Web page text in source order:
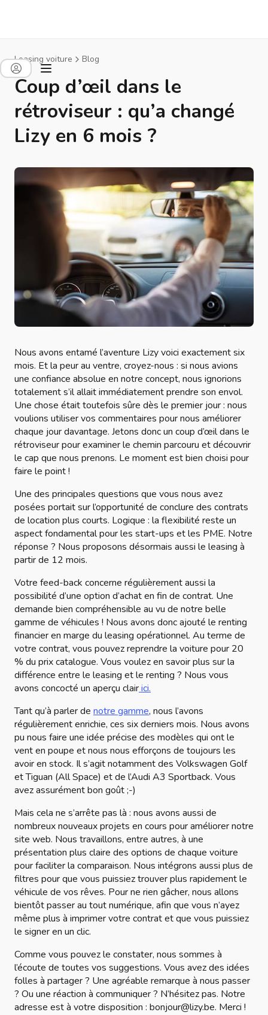
Leasing voiture Blog
Coup d’œil dans le
rétroviseur : qu’a changé
Lizy en 6 mois ?
Nous avons entamé l’aventure Lizy voici exactement six
mois. Et la peur au ventre, croyez-nous : si nous avions
une confiance absolue en notre concept, nous ignorions
totalement s’il allait immédiatement prendre son envol.
Une chose était toutefois sûre dès le premier jour : nous
voulions utiliser vos commentaires pour nous améliorer
chaque jour davantage. Jetons donc un coup d’œil dans le
rétroviseur pour examiner le chemin parcouru et découvrir
le cap que nous prenons. Le moment est bien choisi pour
faire le point !
Une des principales questions que vous nous avez
posées portait sur l’opportunité de conclure des contrats
de location plus courts. Logique : la flexibilité reste un
aspect fondamental pour les start-ups et les PME. Notre
réponse ? Nous proposons désormais aussi le leasing à
partir de 12 mois.
Votre feed-back concerne régulièrement aussi la
possibilité d’une option d’achat en fin de contrat. Une
demande bien compréhensible au vu de notre belle
gamme de véhicules ! Nous avons donc ajouté le renting
financier en marge du leasing opérationnel. Au terme de
votre contrat, vous pouvez reprendre la voiture pour 20
% du prix catalogue. Vous voulez en savoir plus sur la
différence entre le leasing et le renting ? Nous vous
avons concocté un aperçu clairici.
Tant qu’à parler de notre gamme, nous l’avons
régulièrement enrichie, ces six derniers mois. Nous avons
pu nous faire une idée précise des modèles qui ont le
vent en poupe et nous nous efforçons de toujours les
avoir en stock. Il s’agit notamment des Volkswagen Golf
et Tiguan (All Space) et de l’Audi A3 Sportback. Vous
avez assurément bon goût ;-)
Mais cela ne s’arrête pas là : nous avons aussi de
nombreux nouveaux projets en cours pour améliorer notre
site web. Nous travaillons, entre autres, à une
présentation plus claire des options de chaque voiture
pour faciliter la comparaison. Nous intégrons aussi plus de
filtres pour que vous puissiez trouver plus rapidement le
véhicule de vos rêves. Pour ne rien gâcher, nous allons
bientôt passer au tout numérique, afin que vous n’ayez
même plus à imprimer votre contrat et que vous puissiez
le signer en un clic.
Comme vous pouvez le constater, nous sommes à
l’écoute de toutes vos suggestions. Vous avez des idées
folles à partager ? Une agréable remarque à nous passer
? Ou une réaction à communiquer ? N’hésitez pas. Notre
adresse est à votre disposition : bonjour@lizy.be. Merci !